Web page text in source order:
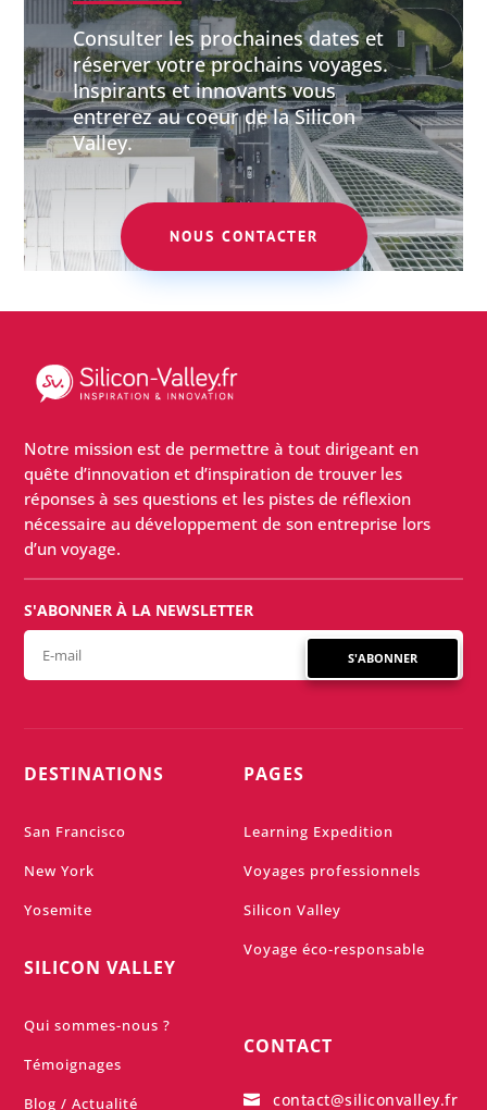
Consulter les prochaines dates et
réserver votre prochains voyages.
Inspirants et innovants vous
entrerez au coeur de la Silicon
Valley.
NOUS CONTACTER
Notre mission est de permettre à tout dirigeant en
quête d’innovation et d’inspiration de trouver les
réponses à ses questions et les pistes de réflexion
nécessaire au développement de son entreprise lors
d’un voyage.
S'ABONNER À LA NEWSLETTER
S'ABONNER
DESTINATIONS
San Francisco
New York
Yosemite
SILICON VALLEY
Qui sommes-nous ?
Témoignages
Blog / Actualité
PAGES
Learning Expedition
Voyages professionnels
Silicon Valley
Voyage éco-responsable
CONTACT
 contact@siliconvalley.fr